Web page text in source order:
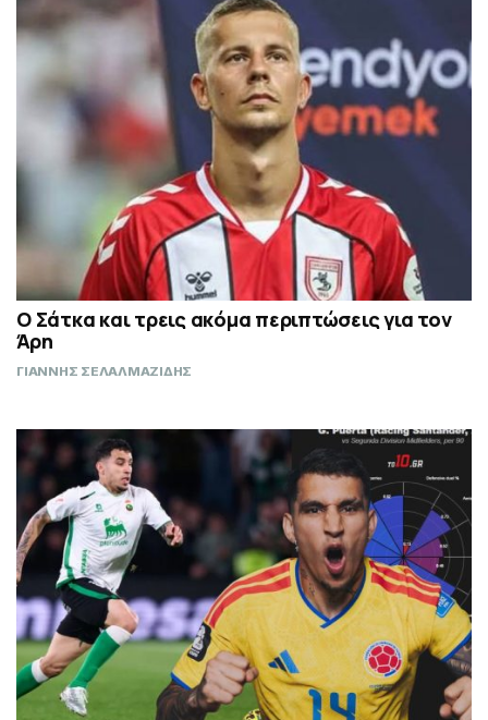
Ο Σάτκα και τρεις ακόμα περιπτώσεις για τον
Άρη
ΓΙΑΝΝΗΣ ΣΕΛΑΛΜΑΖΙΔΗΣ